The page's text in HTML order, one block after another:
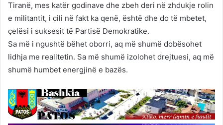
Tiranë, mes katër godinave dhe zbeh deri në zhdukje rolin
e militantit, i cili në fakt ka qenë, është dhe do të mbetet,
çelësi i suksesit të Partisë Demokratike.
Sa më i ngushtë bëhet oborri, aq më shumë dobësohet
lidhja me realitetin. Sa më shumë izolohet drejtuesi, aq më
shumë humbet energjinë e bazës.